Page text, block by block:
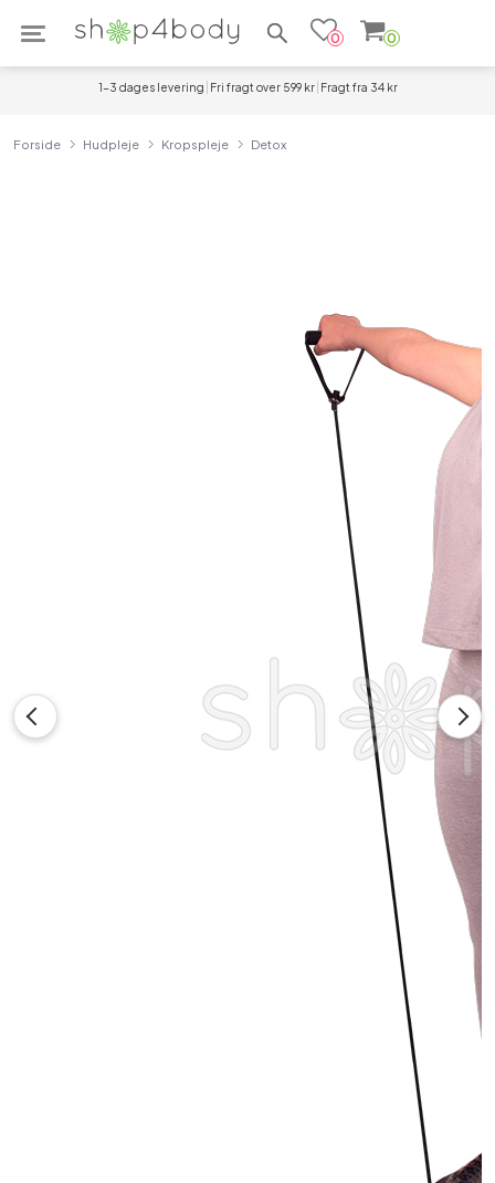
Søg efter produkter
0 0
1-3 dages levering Fri fragt over 599 kr Fragt fra 34 kr
Forside Hudpleje Kropspleje Detox